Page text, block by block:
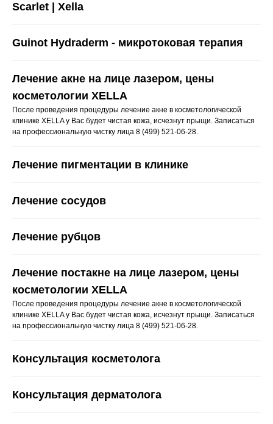
Scarlet | Xella
Guinot Hydraderm - микротоковая терапия
Лечение акне на лице лазером, цены
косметологии XELLA
После проведения процедуры лечение акне в косметологической
клинике XELLA у Вас будет чистая кожа, исчезнут прыщи. Записаться
на профессиональную чистку лица 8 (499) 521-06-28.
Лечение пигментации в клинике
Лечение сосудов
Лечение рубцов
Лечение постакне на лице лазером, цены
косметологии XELLA
После проведения процедуры лечение акне в косметологической
клинике XELLA у Вас будет чистая кожа, исчезнут прыщи. Записаться
на профессиональную чистку лица 8 (499) 521-06-28.
Консультация косметолога
Консультация дерматолога